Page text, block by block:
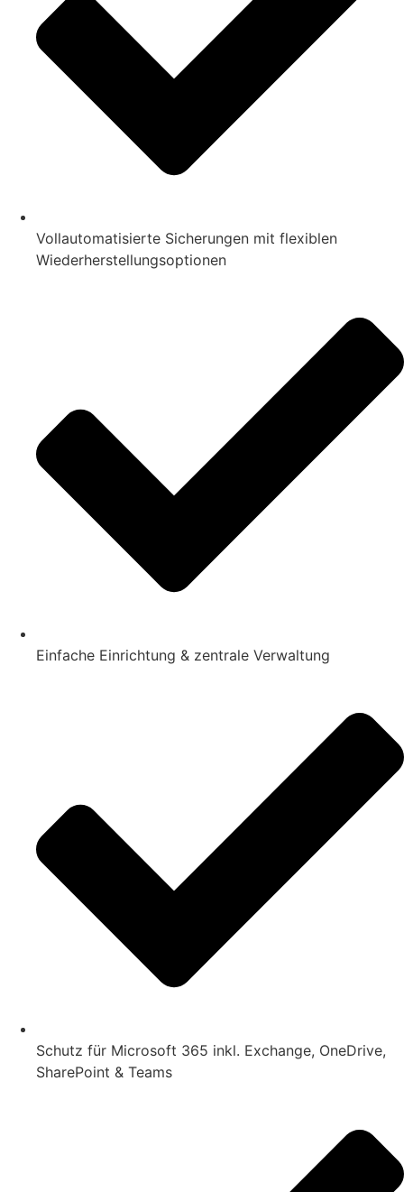
Vollautomatisierte Sicherungen mit flexiblen
Wiederherstellungsoptionen
Einfache Einrichtung & zentrale Verwaltung
Schutz für Microsoft 365 inkl. Exchange, OneDrive,
SharePoint & Teams